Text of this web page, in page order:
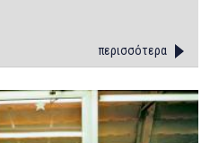
περισσότερα